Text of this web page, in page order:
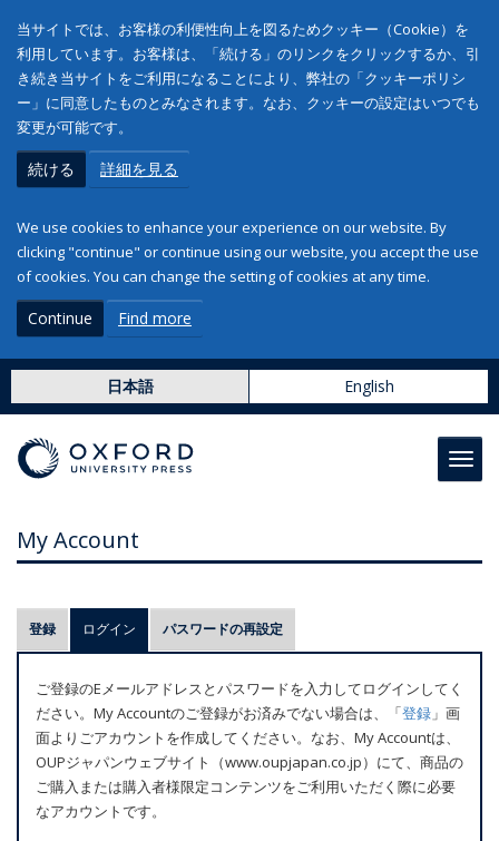
当サイトでは、お客様の利便性向上を図るためクッキー（Cookie）を
利用しています。お客様は、「続ける」のリンクをクリックするか、引
き続き当サイトをご利用になることにより、弊社の「クッキーポリシ
ー」に同意したものとみなされます。なお、クッキーの設定はいつでも
変更が可能です。
続ける 詳細を見る
We use cookies to enhance your experience on our website. By
clicking "continue" or continue using our website, you accept the use
of cookies. You can change the setting of cookies at any time.
Continue Find more
日本語 English
My Account
プ
ラ
マ
リ
ー
タ
ブ
登録 ログイン (アクティブなタブ)
パスワードの再設定
ご登録のEメールアドレスとパスワードを入力してログインしてく
ださい。My Accountのご登録がお済みでない場合は、「登録 」画
面よりごアカウントを作成してください。なお、My Accountは、
OUPジャパンウェブサイト（www.oupjapan.co.jp）にて、商品の
ご購入または購入者様限定コンテンツをご利用いただく際に必要
なアカウントです。